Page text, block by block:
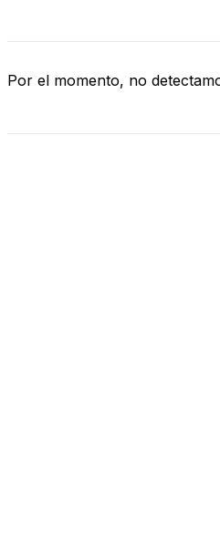
Por el momento, no